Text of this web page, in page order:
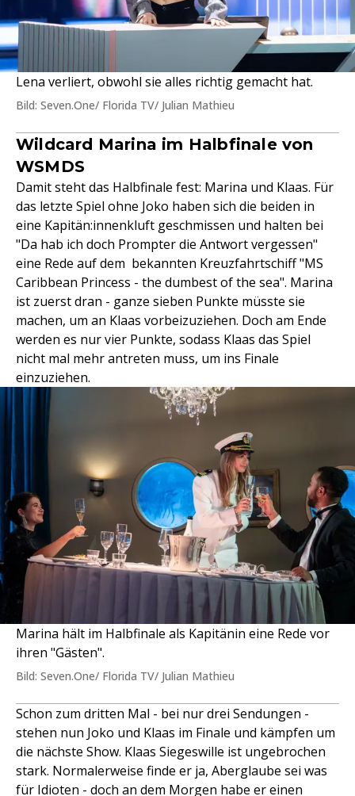
Lena verliert, obwohl sie alles richtig gemacht hat.
Bild: Seven.One/ Florida TV/ Julian Mathieu
Wildcard Marina im Halbfinale von
WSMDS
Damit steht das Halbfinale fest: Marina und Klaas. Für
das letzte Spiel ohne Joko haben sich die beiden in
eine Kapitän:innenkluft geschmissen und halten bei
"Da hab ich doch Prompter die Antwort vergessen"
eine Rede auf dem bekannten Kreuzfahrtschiff "MS
Caribbean Princess - the dumbest of the sea". Marina
ist zuerst dran - ganze sieben Punkte müsste sie
machen, um an Klaas vorbeizuziehen. Doch am Ende
werden es nur vier Punkte, sodass Klaas das Spiel
nicht mal mehr antreten muss, um ins Finale
einzuziehen.
Marina hält im Halbfinale als Kapitänin eine Rede vor
ihren "Gästen".
Bild: Seven.One/ Florida TV/ Julian Mathieu
Schon zum dritten Mal - bei nur drei Sendungen -
stehen nun Joko und Klaas im Finale und kämpfen um
die nächste Show. Klaas Siegeswille ist ungebrochen
stark. Normalerweise finde er ja, Aberglaube sei was
für Idioten - doch an dem Morgen habe er einen